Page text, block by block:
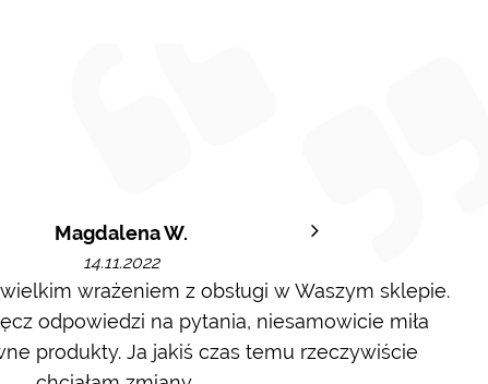
Magdalena W.
14.11.2022
wrażeniem z obsługi w Waszym sklepie.
odpowiedzi na pytania, niesamowicie miła
produkty. Ja jakiś czas temu rzeczywiście